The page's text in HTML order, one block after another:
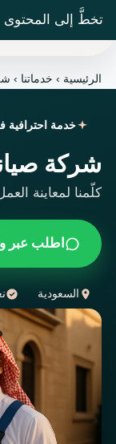
تخطَّ إلى المحتوى
شركة
الرئيسية › خدماتنا ›
خدمة احترافية
شركة
كلّمنا لمعاينة
اطلب عبر
السعودية